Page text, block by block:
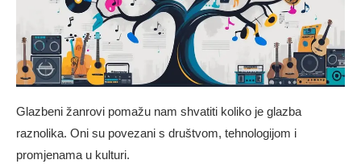
Glazbeni žanrovi pomažu nam shvatiti koliko je glazba
raznolika. Oni su povezani s društvom, tehnologijom i
promjenama u kulturi.